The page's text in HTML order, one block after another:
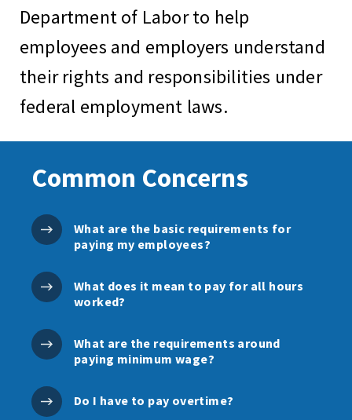
Department of Labor to help
employees and employers understand
their rights and responsibilities under
federal employment laws.
Common Concerns
What are the basic requirements for
paying my employees?
What does it mean to pay for all hours
worked?
What are the requirements around
paying minimum wage?
Do I have to pay overtime?